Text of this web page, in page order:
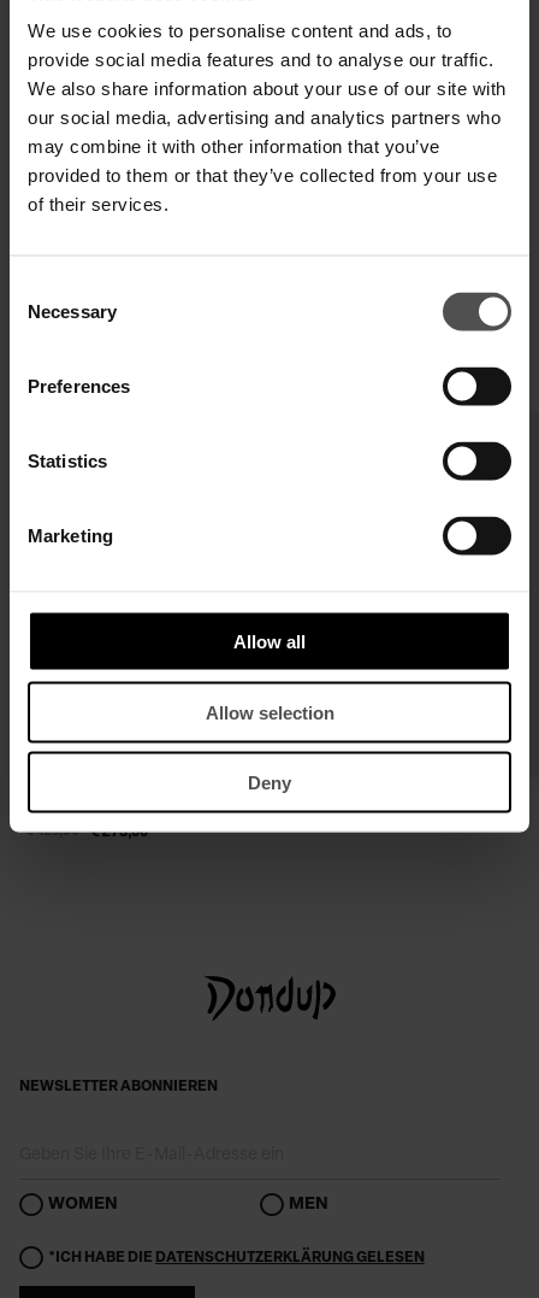
We use cookies to personalise content and ads, to
provide social media features and to analyse our traffic.
We also share information about your use of our site with
our social media, advertising and analytics partners who
may combine it with other information that you’ve
provided to them or that they’ve collected from your use
of their services.
Selection
Necessary
Preferences
Statistics
Marketing
Allow all
Allow selection
Deny
VERSAND UND RETOUREN
DIGITALER PRODUKTPASS
VERVOLLSTÄNDIGEN SIE IHREN LOOK
Regular-Fit Jeans Bray aus Rigid Denim
mit Seide
€ 273,00
€ 420,00
NEWSLETTER ABONNIEREN
WOMEN MEN
*ICH HABE DIE DATENSCHUTZERKLÄRUNG GELESEN